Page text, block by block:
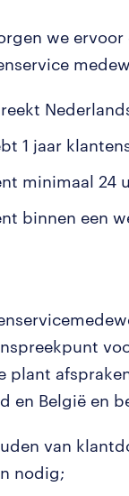
we
1 jaar
minimaal 24
binnen een
plant
en België en
van
nodig;